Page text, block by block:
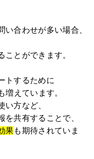
合わせが多い場合、
ことができます。
トするために
増えています。
い方など、
共有することで、
果も期待されていま